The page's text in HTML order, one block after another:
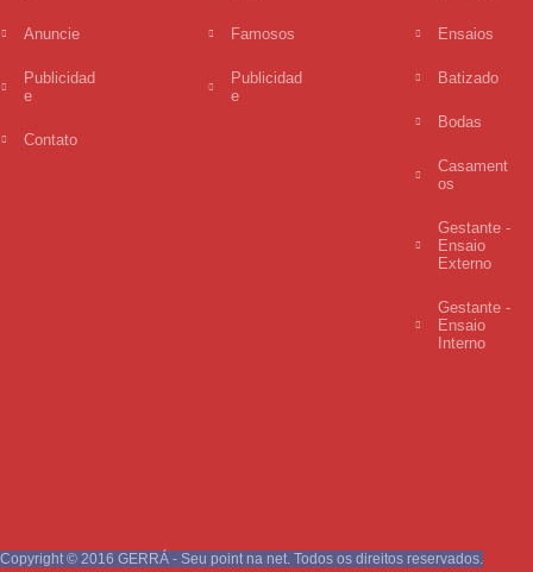
Anuncie
Publicidad
e
Contato
Famosos
Publicidad
e
Ensaios
Batizado
Bodas
Casament
os
Gestante -
Ensaio
Externo
Gestante -
Ensaio
Interno
Copyright © 2016 GERRÁ - Seu point na net. Todos os direitos reservados.